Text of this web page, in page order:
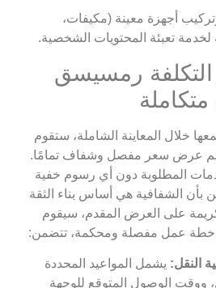
أجهزة معينة (مكيفات،
تعبئة المحتويات الشخصية.
تقدير التكلفة رمسيسق
خلال المعاينة الشاملة، ستقوم
عرض سعر مفصل وشفاف تمامًا.
المطلوبة دون أي رسوم خفية
بأن الشفافية هي أساس بناء الثقة
على العرض المقدم، سيقوم
خطة عمل مفصلة ومحكمة، تتضمن:
النقل: يشمل المواعيد المحددة
ووقت الوصول المتوقع للوجهة